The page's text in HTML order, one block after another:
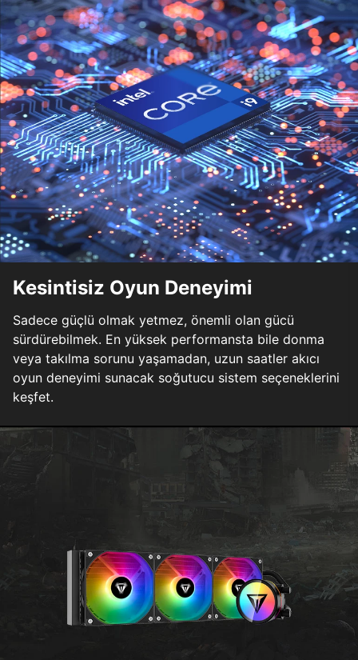
Kesintisiz Oyun Deneyimi
Sadece güçlü olmak yetmez, önemli olan gücü
sürdürebilmek. En yüksek performansta bile donma
veya takılma sorunu yaşamadan, uzun saatler akıcı
oyun deneyimi sunacak soğutucu sistem seçeneklerini
keşfet.